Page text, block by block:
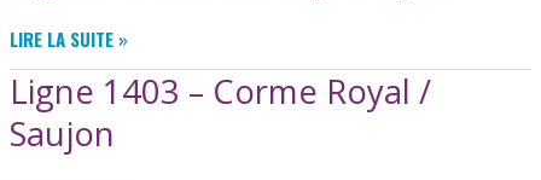
/
NANCRAS
LIGNE
1404
BEURLAY
/
LIRE LA SUITE »
Ligne 1403 – Corme Royal /
Saujon